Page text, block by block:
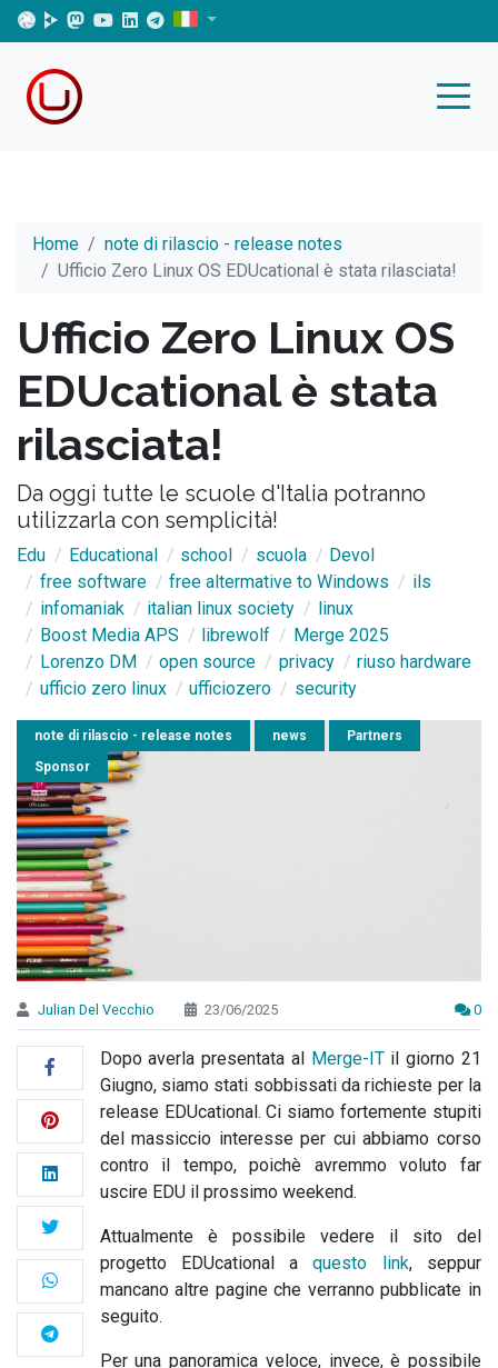
Home
note di rilascio - release notes
Ufficio Zero Linux OS EDUcational è stata rilasciata!
Ufficio Zero Linux OS
EDUcational è stata
rilasciata!
Da oggi tutte le scuole d'Italia potranno
utilizzarla con semplicità!
Edu Educational school scuola
Devol
free software
free altermative to Windows
ils
infomaniak
italian linux society
linux
Boost Media APS
librewolf
Merge 2025
Lorenzo DM
open source privacy
riuso hardware
ufficio zero linux
ufficiozero security
note di rilascio - release notes news
Partners
Sponsor
Julian Del Vecchio 23/06/2025 0
Dopo averla presentata al Merge-ITil giorno 21
Giugno, siamo stati sobbissati da richieste per la
release EDUcational. Ci siamo fortemente stupiti
del massiccio interesse per cui abbiamo corso
contro il tempo, poichè avremmo voluto far
uscire EDU il prossimo weekend.
Attualmente è possibile vedere il sito del
progetto EDUcational aquesto link, seppur
mancano altre pagine che verranno pubblicate in
seguito.
Per una panoramica veloce, invece, è possibile